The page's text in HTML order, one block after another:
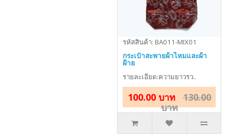
รหัสสินค้า: BA011-MIX01
กระเป๋าสะพายผ้าไหมและผ้า
ฝ้าย
รายละเอียด:ความยาวรว..
100.00 บาท
130.00
บาท